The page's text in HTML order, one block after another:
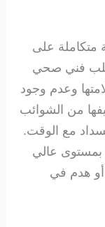
متكاملة على
فني صحي
وعدم وجود
من الشوائب
مع الوقت.
بمستوى عالي
أو هدم في